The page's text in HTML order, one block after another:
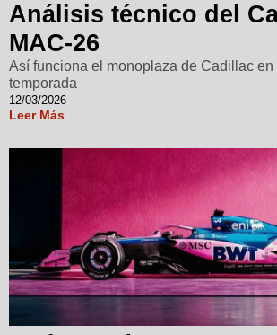
Análisis técnico del
MAC-26
Así funciona el monoplaza de Cadillac en
temporada
12/03/2026
Leer Más